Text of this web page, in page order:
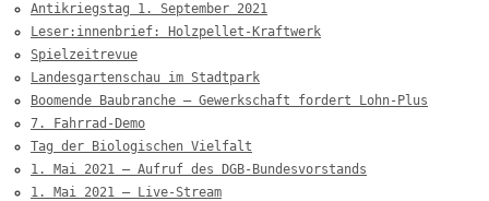
Antikriegstag 1. September 2021
Leser:innenbrief: Holzpellet-Kraftwerk
Spielzeitrevue
Landesgartenschau im Stadtpark
Boomende Baubranche – Gewerkschaft fordert Lohn-Plus
7. Fahrrad-Demo
Tag der Biologischen Vielfalt
1. Mai 2021 – Aufruf des DGB-Bundesvorstands
1. Mai 2021 – Live-Stream